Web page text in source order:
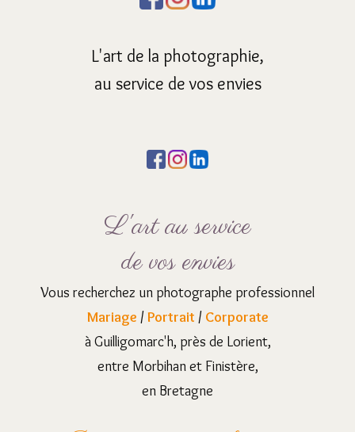
L'art de la photographie,
au service de vos envies
L'art au service
de vos envies
Vous recherchez un photographe professionnel
Mariage /Portrait / Corporate
à Guilligomarc'h, près de Lorient,
entre Morbihan et Finistère,
en Bretagne